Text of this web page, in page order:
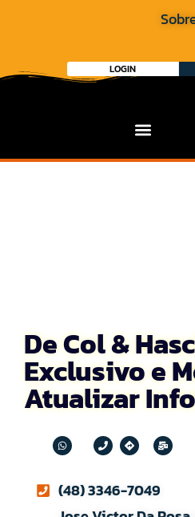
LOGIN
De Col &
Exclusivo e
Atualizar
(48) 3346-7049